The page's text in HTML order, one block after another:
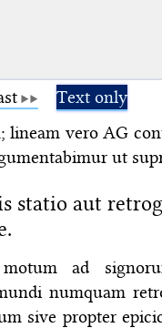
Text only
lineam vero AG
ut
statio aut
ad
numquam
sive propter